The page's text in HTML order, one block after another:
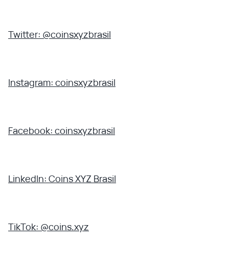
Twitter: @coinsxyzbrasil
Instagram: coinsxyzbrasil
Facebook: coinsxyzbrasil
LinkedIn: Coins XYZ Brasil
TikTok: @coins.xyz